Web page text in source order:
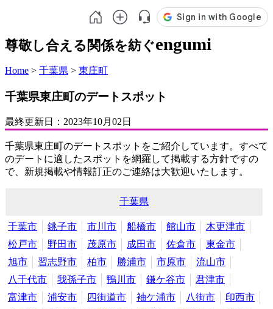
尊敬し合える関係を紡ぐengumi
Home > 千葉県 > 東庄町
千葉県東庄町のデートスポット
最終更新日： 2023年10月02日
千葉県東庄町のデートスポットをご紹介しています。すべて
のデートに適したスポットを網羅して掲載する方針ですの
で、新規掲載や情報訂正のご連絡は大歓迎いたします。
千葉県
千葉市 銚子市 市川市 船橋市 館山市
木更津市
松戸市
野田市 茂原市 成田市 佐倉市
東金市
旭市
習志野市 柏市 勝浦市 市原市
流山市
八千代市
我孫子市 鴨川市 鎌ケ谷市
君津市
富津市
浦安市 四街道市 袖ケ浦市 八街市
印西市